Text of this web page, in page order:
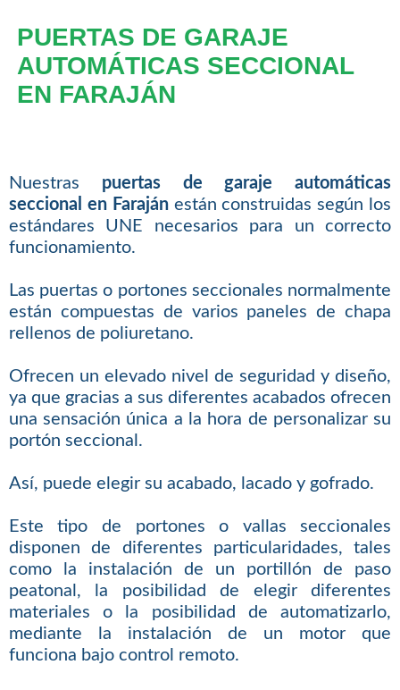
PUERTAS DE GARAJE
AUTOMÁTICAS SECCIONAL
EN FARAJÁN
Nuestras puertas de garaje automáticas
seccional en Farajánestán construidas según los
estándares UNE necesarios para un correcto
funcionamiento.
Las puertas o portones seccionales normalmente
están compuestas de varios paneles de chapa
rellenos de poliuretano.
Ofrecen un elevado nivel de seguridad y diseño,
ya que gracias a sus diferentes acabados ofrecen
una sensación única a la hora de personalizar su
portón seccional.
Así, puede elegir su acabado, lacado y gofrado.
Este tipo de portones o vallas seccionales
disponen de diferentes particularidades, tales
como la instalación de un portillón de paso
peatonal, la posibilidad de elegir diferentes
materiales o la posibilidad de automatizarlo,
mediante la instalación de un motor que
funciona bajo control remoto.